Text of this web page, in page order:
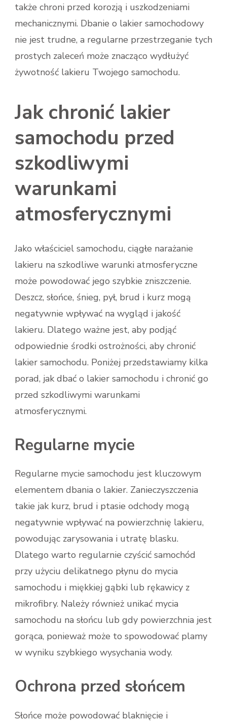
także chroni przed korozją i uszkodzeniami
mechanicznymi. Dbanie o lakier samochodowy
nie jest trudne, a regularne przestrzeganie tych
prostych zaleceń może znacząco wydłużyć
żywotność lakieru Twojego samochodu.
Jak chronić lakier
samochodu przed
szkodliwymi
warunkami
atmosferycznymi
Jako właściciel samochodu, ciągłe narażanie
lakieru na szkodliwe warunki atmosferyczne
może powodować jego szybkie zniszczenie.
Deszcz, słońce, śnieg, pył, brud i kurz mogą
negatywnie wpływać na wygląd i jakość
lakieru. Dlatego ważne jest, aby podjąć
odpowiednie środki ostrożności, aby chronić
lakier samochodu. Poniżej przedstawiamy kilka
porad, jak dbać o lakier samochodu i chronić go
przed szkodliwymi warunkami
atmosferycznymi.
Regularne mycie
Regularne mycie samochodu jest kluczowym
elementem dbania o lakier. Zanieczyszczenia
takie jak kurz, brud i ptasie odchody mogą
negatywnie wpływać na powierzchnię lakieru,
powodując zarysowania i utratę blasku.
Dlatego warto regularnie czyścić samochód
przy użyciu delikatnego płynu do mycia
samochodu i miękkiej gąbki lub rękawicy z
mikrofibry. Należy również unikać mycia
samochodu na słońcu lub gdy powierzchnia jest
gorąca, ponieważ może to spowodować plamy
w wyniku szybkiego wysychania wody.
Ochrona przed słońcem
Słońce może powodować blaknięcie i